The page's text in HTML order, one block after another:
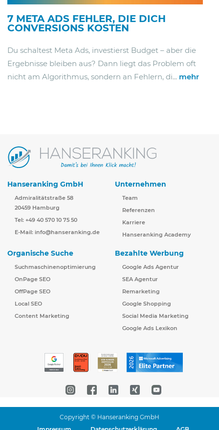
7 META ADS FEHLER, DIE DICH
CONVERSIONS KOSTEN
Du schaltest Meta Ads, investierst Budget – aber die
Ergebnisse bleiben aus? Dann liegt das Problem oft
nicht am Algorithmus, sondern an Fehlern, di... mehr
Hanseranking GmbH
Admiralitätstraße 58
20459 Hamburg
Tel: +49 40 570 10 75 50
E-Mail: info@hanseranking.de
Unternehmen
Team
Referenzen
Karriere
Hanseranking Academy
Organische Suche
Suchmaschinenoptimierung
OnPage SEO
OffPage SEO
Local SEO
Content Marketing
Bezahlte Werbung
Google Ads Agentur
SEA Agentur
Remarketing
Google Shopping
Social Media Marketing
Google Ads Lexikon
Copyright © Hanseranking GmbH